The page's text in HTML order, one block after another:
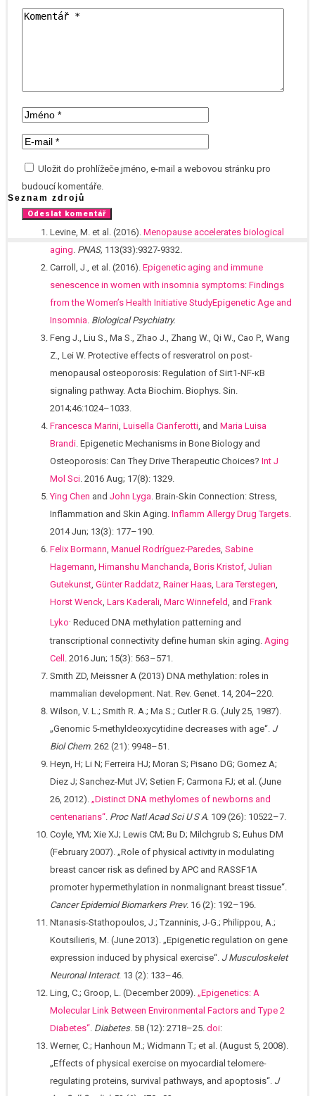
Uložit do prohlížeče jméno, e-mail a webovou stránku pro
budoucí komentáře.
Seznam zdrojů
Levine, M. et al. (2016). Menopause accelerates biological
aging. PNAS, 113(33):9327-9332.
Carroll, J., et al. (2016). Epigenetic aging and immune
senescence in women with insomnia symptoms: Findings
from the Women’s Health Initiative StudyEpigenetic Age and
Insomnia. Biological Psychiatry.
Feng J., Liu S., Ma S., Zhao J., Zhang W., Qi W., Cao P., Wang
Z., Lei W. Protective effects of resveratrol on post-
menopausal osteoporosis: Regulation of Sirt1-NF-κB
signaling pathway. Acta Biochim. Biophys. Sin.
2014;46:1024–1033.
Francesca Marini, Luisella Cianferotti, and Maria Luisa
Brandi. Epigenetic Mechanisms in Bone Biology and
Osteoporosis: Can They Drive Therapeutic Choices? Int J
Mol Sci. 2016 Aug; 17(8): 1329.
Ying Chen and John Lyga. Brain-Skin Connection: Stress,
Inflammation and Skin Aging. Inflamm Allergy Drug Targets.
2014 Jun; 13(3): 177–190.
Felix Bormann, Manuel Rodríguez‐Paredes, Sabine
Hagemann, Himanshu Manchanda, Boris Kristof, Julian
Gutekunst, Günter Raddatz, Rainer Haas, Lara Terstegen,
Horst Wenck, Lars Kaderali, Marc Winnefeld, and Frank
Lyko. Reduced DNA methylation patterning and
transcriptional connectivity define human skin aging. Aging
Cell
. 2016 Jun; 15(3): 563–571.
Smith ZD, Meissner A (2013) DNA methylation: roles in
mammalian development. Nat. Rev. Genet. 14, 204–220.
Wilson, V. L.; Smith R. A.; Ma S.; Cutler R.G. (July 25, 1987).
„Genomic 5-methyldeoxycytidine decreases with age“. J
Biol Chem. 262 (21): 9948–51.
Heyn, H; Li N; Ferreira HJ; Moran S; Pisano DG; Gomez A;
Diez J; Sanchez-Mut JV; Setien F; Carmona FJ; et al. (June
26, 2012). „Distinct DNA methylomes of newborns and
centenarians“ Proc Natl Acad Sci U S A . 109 (26): 10522–7.
Coyle, YM; Xie XJ; Lewis CM; Bu D; Milchgrub S; Euhus DM
(February 2007). „Role of physical activity in modulating
breast cancer risk as defined by APC and RASSF1A
promoter hypermethylation in nonmalignant breast tissue“.
Cancer Epidemiol Biomarkers Prev. 16 (2): 192–196.
Ntanasis-Stathopoulos, J.; Tzanninis, J-G.; Philippou, A.;
Koutsilieris, M. (June 2013). „Epigenetic regulation on gene
expression induced by physical exercise“. J Musculoskelet
Neuronal Interact. 13 (2): 133–46.
Ling, C.; Groop, L. (December 2009). „Epigenetics: A
Molecular Link Between Environmental Factors and Type 2
Diabetes“ Diabetes. 58 (12): 2718–25. doi:
Werner, C.; Hanhoun M.; Widmann T.; et al. (August 5, 2008).
„Effects of physical exercise on myocardial telomere-
regulating proteins, survival pathways, and apoptosis“. J